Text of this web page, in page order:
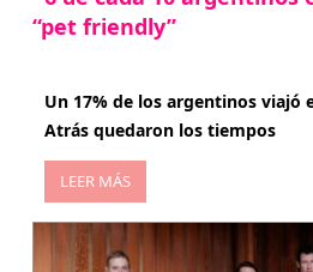
“pet friendly”
Un 17% de los argentinos viajó
Atrás quedaron los tiempos
LEER MÁS